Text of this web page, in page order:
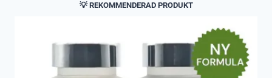
💡 REKOMMENDERAD PRODUKT